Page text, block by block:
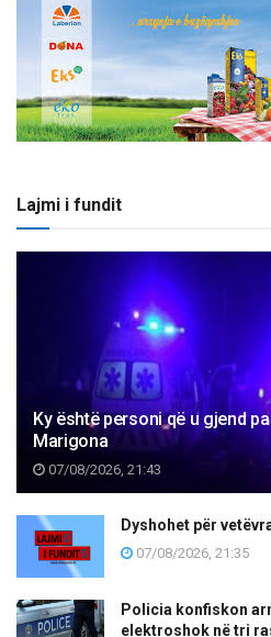
Lajmi i fundit
Ky është personi që u gjend
Marigona
07/08/2026, 21:43
Dyshohet për
07/08/2026, 21:35
Policia konfiskon
elektroshok në tri